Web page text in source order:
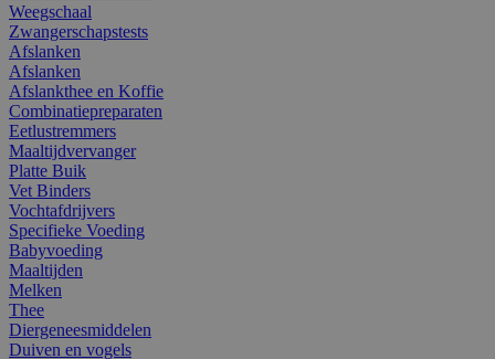
Weegschaal
Zwangerschapstests
Afslanken
Afslanken
Afslankthee en Koffie
Combinatiepreparaten
Eetlustremmers
Maaltijdvervanger
Platte Buik
Vet Binders
Vochtafdrijvers
Specifieke Voeding
Babyvoeding
Maaltijden
Melken
Thee
Diergeneesmiddelen
Duiven en vogels